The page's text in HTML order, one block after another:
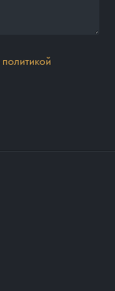
политикой